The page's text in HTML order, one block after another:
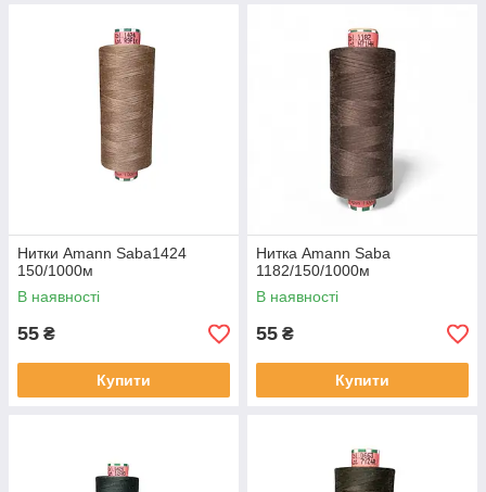
Нитки Amann Saba1424
150/1000м
В наявності
55 ₴
Купити
Нитка Amann Saba
1182/150/1000м
В наявності
55 ₴
Купити